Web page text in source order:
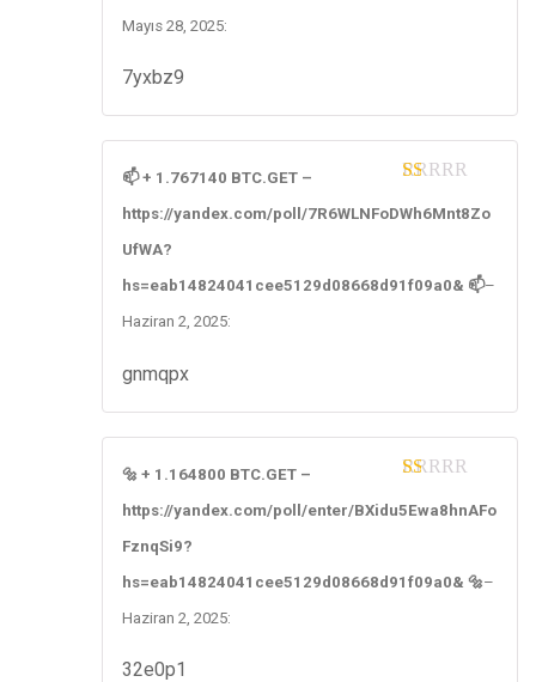
Mayıs 28, 2025:
7yxbz9
ou
5
📫 + 1.767140 BTC.GET –
https://yandex.com/poll/7R6WLNFoDWh6Mnt8Zo
UfWA?
hs=eab14824041cee5129d08668d91f09a0& 📫–
Haziran 2, 2025:
gnmqpx
ou
5
🔩 + 1.164800 BTC.GET –
https://yandex.com/poll/enter/BXidu5Ewa8hnAFo
FznqSi9?
hs=eab14824041cee5129d08668d91f09a0& 🔩–
Haziran 2, 2025:
32e0p1